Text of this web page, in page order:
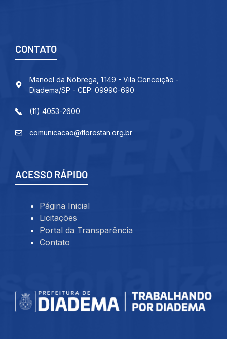
CONTATO
Manoel da Nóbrega, 1.149 - Vila Conceição -
Diadema/SP - CEP: 09990-690
(11) 4053-2600
comunicacao@florestan.org.br
ACESSO RÁPIDO
Página Inicial
Licitações
Portal da Transparência
Contato